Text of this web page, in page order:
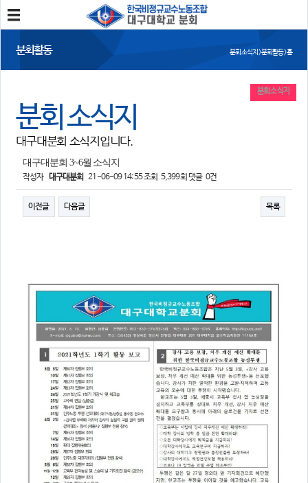
분회소개
분회활동
공지사항
회의록
정보와 소식
민주노총 및 본조소식
분회활동 분회 소식지 > 분회활동 > 홈
분회 소식지
대구대분회 소식지입니다.
분회 소식지
대구대분회 3~6월 소식지
작성자 대구대분회 21-06-09 14:55조회 5,399회 댓글 0건
이전글 다음글 목록